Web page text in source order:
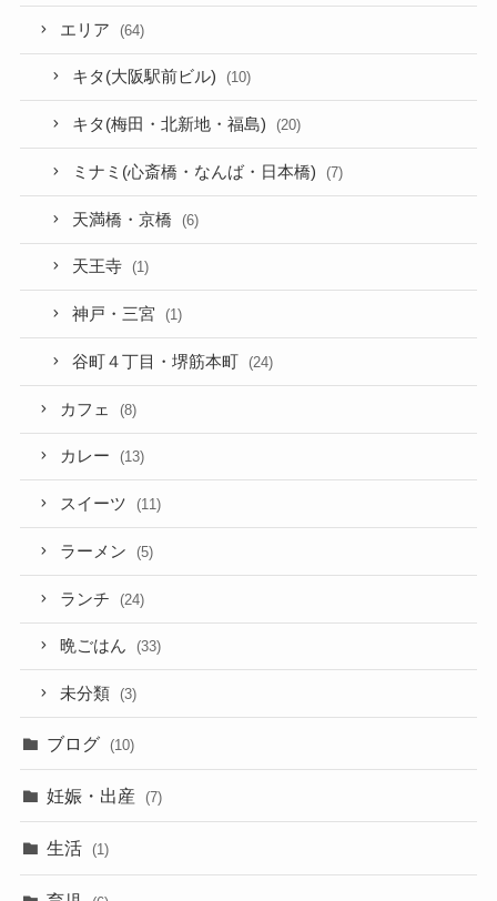
エリア (64)
キタ(大阪駅前ビル) (10)
キタ(梅田・北新地・福島) (20)
ミナミ(心斎橋・なんば・日本橋) (7)
天満橋・京橋 (6)
天王寺 (1)
神戸・三宮 (1)
谷町４丁目・堺筋本町 (24)
カフェ (8)
カレー (13)
スイーツ (11)
ラーメン (5)
ランチ (24)
晩ごはん (33)
未分類 (3)
ブログ (10)
妊娠・出産 (7)
生活 (1)